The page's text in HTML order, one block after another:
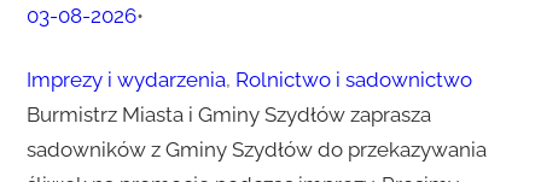
03-08-2026•
Imprezy i wydarzenia, Rolnictwo i sadownictwo
Burmistrz Miasta i Gminy Szydłów zaprasza
sadowników z Gminy Szydłów do przekazywania